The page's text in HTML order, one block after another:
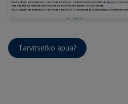
Tarvitsetko apua?